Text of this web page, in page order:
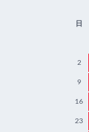
日
2
9
16
23